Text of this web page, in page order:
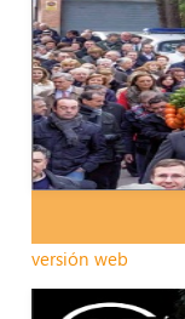
versión web